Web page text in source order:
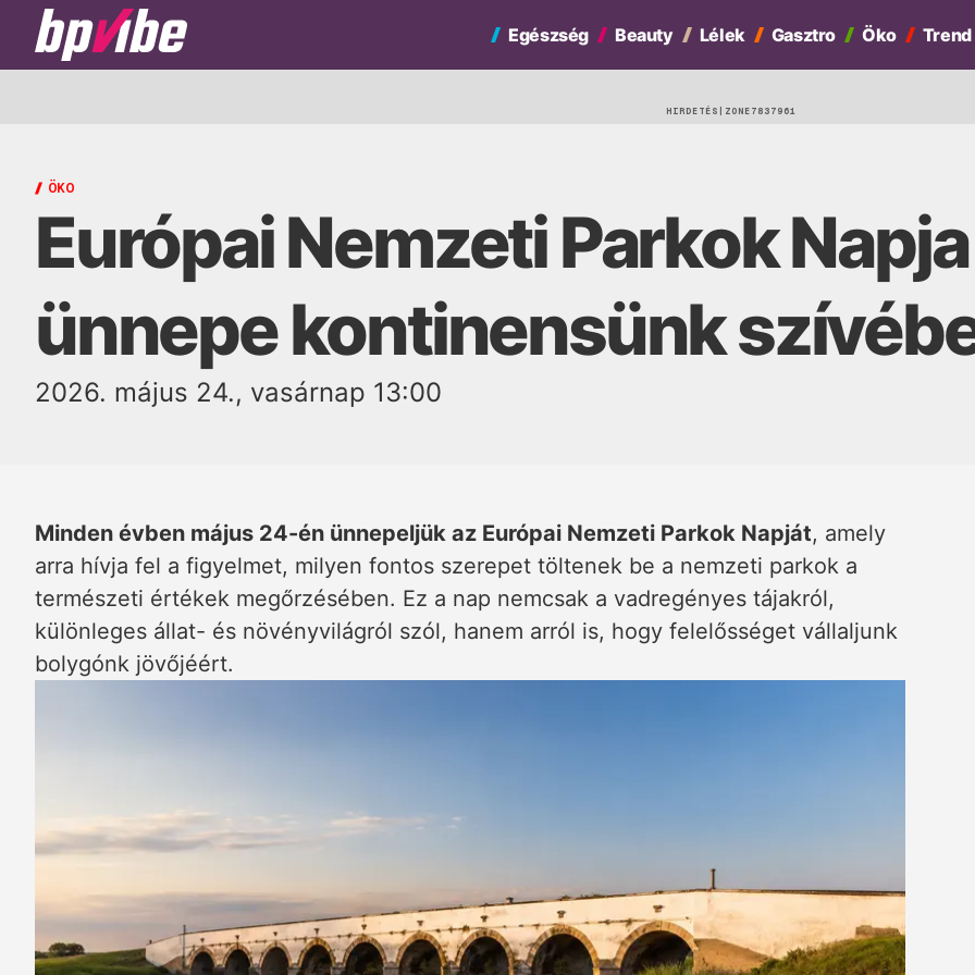
BP
Egészség Beauty Lélek Gasztro Öko
Trend
HIRDETÉS
ÖKO
Európai Nemzeti Parkok
ünnepe kontinensünk
2026. május 24., vasárnap 13:00
Minden évben május 24-én ünnepeljük az Európai Nemzeti Parkok Napját, amely
arra hívja fel a figyelmet, milyen fontos szerepet töltenek be a nemzeti parkok a
természeti értékek megőrzésében. Ez a nap nemcsak a vadregényes tájakról,
különleges állat- és növényvilágról szól, hanem arról is, hogy felelősséget vállaljunk
bolygónk jövőjéért.